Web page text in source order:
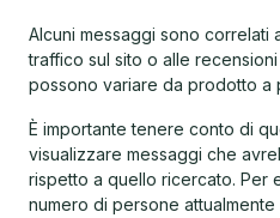
Alcuni messaggi sono correlati
traffico sul sito o alle
possono variare da prodotto a
È importante tenere conto di
visualizzare messaggi che
rispetto a quello ricercato. Per
numero di persone